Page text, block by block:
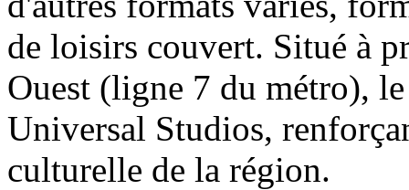
de loisirs couvert. Situé à
Ouest (ligne 7 du métro),
Universal Studios,
culturelle de la région.